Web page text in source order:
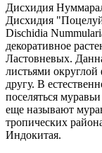
Дисхидия
Дисхидия
Dischidia
декоративное
Ластовневых.
листьями
другу. В
поселяться
еще называют
тропических
Индокитая.